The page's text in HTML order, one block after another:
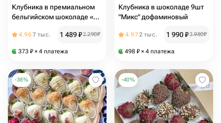
Клубника в премиальном
бельгийском шоколаде «С
4.967 тыс. 1 489₽2 290₽
373 ₽ × 4 платежа
Клубника в шоколаде 9шт
"Микс" дофаминовый
4.972 тыс. 1 990₽3 980₽
498 ₽ × 4 платежа
-38% -40%